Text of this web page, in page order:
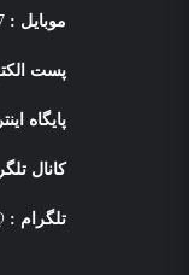
موبایل :
پست
پایگاه
کانال
تلگرام :